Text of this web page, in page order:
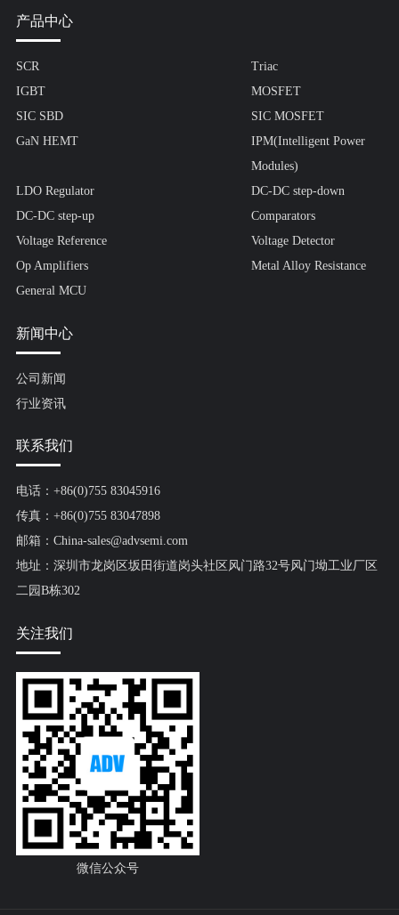
产品中心
SCR
Triac
IGBT
MOSFET
SIC SBD
SIC MOSFET
GaN HEMT
IPM(Intelligent Power
Modules)
LDO Regulator
DC-DC step-down
DC-DC step-up
Comparators
Voltage Reference
Voltage Detector
Op Amplifiers
Metal Alloy Resistance
General MCU
新闻中心
公司新闻
行业资讯
联系我们
电话：+86(0)755 83045916
传真：+86(0)755 83047898
邮箱：China-sales@advsemi.com
地址：深圳市龙岗区坂田街道岗头社区风门路32号风门坳工业厂区
二园B栋302
关注我们
微信公众号